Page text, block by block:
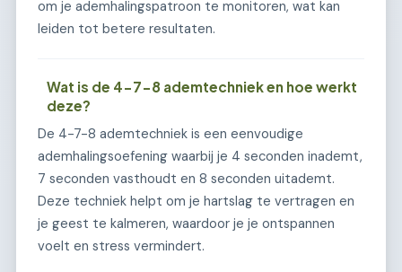
om je ademhalingspatroon te monitoren, wat kan
leiden tot betere resultaten.
Wat is de 4-7-8 ademtechniek en hoe werkt
deze?
De 4-7-8 ademtechniek is een eenvoudige
ademhalingsoefening waarbij je 4 seconden inademt,
7 seconden vasthoudt en 8 seconden uitademt.
Deze techniek helpt om je hartslag te vertragen en
je geest te kalmeren, waardoor je je ontspannen
voelt en stress vermindert.